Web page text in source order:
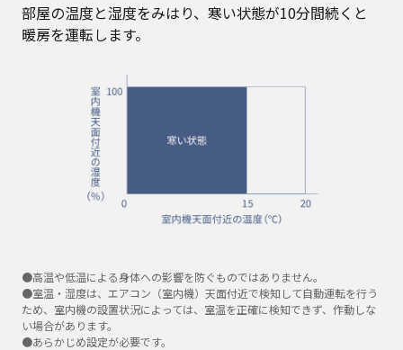
部屋の温度と湿度をみはり、寒い状態が10分間続くと
暖房を運転します。
●高温や低温による身体への影響を防ぐものではありません。
●室温・湿度は、エアコン（室内機）天面付近で検知して自動運転を行う
ため、室内機の設置状況によっては、室温を正確に検知できず、作動しな
い場合があります。
●あらかじめ設定が必要です。